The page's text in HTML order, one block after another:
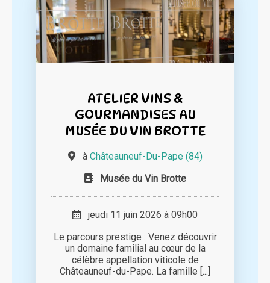
ATELIER VINS &
GOURMANDISES AU
MUSÉE DU VIN BROTTE
à Châteauneuf-Du-Pape (84)
Musée du Vin Brotte
jeudi 11 juin 2026 à 09h00
Le parcours prestige : Venez découvrir
un domaine familial au cœur de la
célèbre appellation viticole de
Châteauneuf-du-Pape. La famille [...]